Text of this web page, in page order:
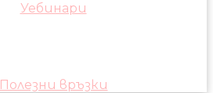
Уебинари
Полезни връзки